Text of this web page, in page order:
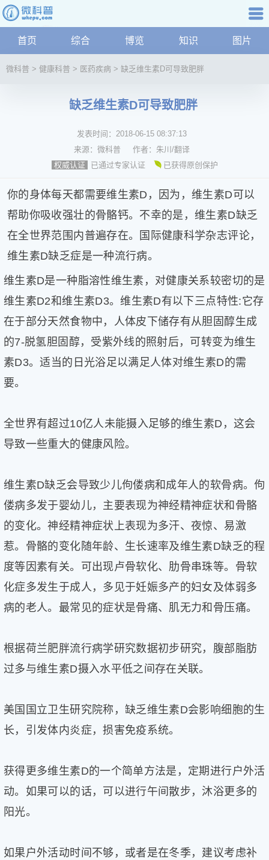
科普知识 航
首页 综合 博览 知识 图片
学
科
技
文
健
康
家
庭
学
人
物
百
科
流
奇
问
答
图
片
滚
动
多
微科普 > 健康科普 > 医药疾病 > 缺乏维生素D可导致肥胖
缺乏维生素D可导致肥胖
发表时间： 2018-06-15 08:37:13
来源： 微科普 作者： 朱川/翻译
权威认证
已通过专家认证 已获得原创保护
你的身体每天都需要维生素D，因为，维生素D可以
帮助你吸收强壮的骨骼钙。不幸的是，维生素D缺乏
在全世界范围内普遍存在。国际健康科学杂志评论，
维生素D缺乏症是一种流行病。
维生素D是一种脂溶性维生素，对健康关系较密切的是
维生素D2和维生素D3。维生素D有以下三点特性:它存
在于部分天然食物中，人体皮下储存有从胆固醇生成
的7-脱氢胆固醇，受紫外线的照射后，可转变为维生
素D3。适当的日光浴足以满足人体对维生素D的需
要。
全世界有超过10亿人未能摄入足够的维生素D，这会
导致一些重大的健康风险。
维生素D缺乏会导致少儿佝偻病和成年人的软骨病。佝
偻病多发于婴幼儿，主要表现为神经精神症状和骨骼
的变化。神经精神症状上表现为多汗、夜惊、易激
惹。骨骼的变化随年龄、生长速率及维生素D缺乏的程
度等因素有关。可出现卢骨软化、肋骨串珠等。骨软
化症多发生于成人，多见于妊娠多产的妇女及体弱多
病的老人。最常见的症状是骨痛、肌无力和骨压痛。
根据荷兰肥胖流行病学研究数据初步研究，腹部脂肪
过多与维生素D摄入水平低之间存在关联。
美国国立卫生研究院称，缺乏维生素D会影响细胞的生
长，引发体内炎症，损害免疫系统。
获得更多维生素D的一个简单方法是，定期进行户外活
动。如果可以的话，可以进行午间散步，沐浴更多的
阳光。
如果户外活动时间不够，或者是在冬季，建议考虑补